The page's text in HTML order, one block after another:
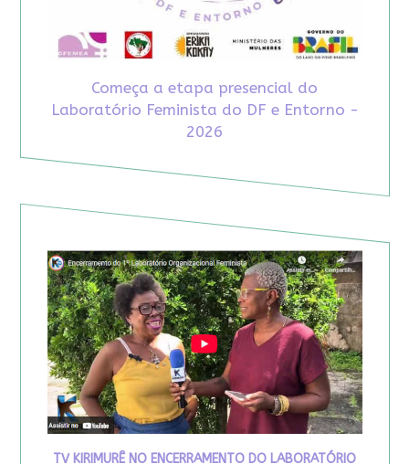
Começa a etapa presencial do
Laboratório Feminista do DF e Entorno -
2026
TV KIRIMURÊ NO ENCERRAMENTO DO LABORATÓRIO